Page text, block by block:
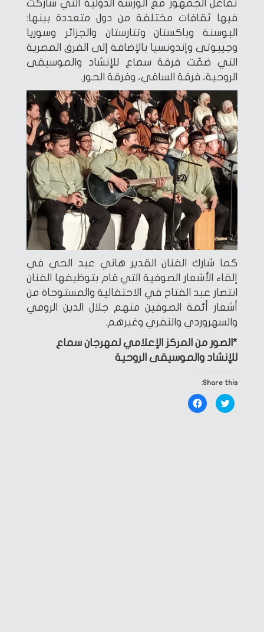
تفاعل الجمهور مع الورشة الدولية التي شاركت
فيها ثقافات مختلفة من دول متعددة بينها:
البوسنة وباكستان وتتارستان والجزائر وسوريا
وجيبوتى وإندونسيا بالإضافة إلى الفرق المصرية
التي ضمّت فرقة سماع للإنشاد والموسيقى
الروحية، فرقة الساقي، وفرقة الحور.
كما شارك الفنان القدير هاني عبد الحي في
إلقاء الأشعار الصوفية التي قام بتوظيفها الفنان
انتصار عبد الفتاح في الاحتفالية والمستوحاة من
أشعار أئمة الصوفين منهم جلال الدين الرومي
والسهروردي والنفري وغيرهم.
*الصور من المركز الإعلامي لمهرجان سماع
للإنشاد والموسيقى الروحية
Share this:
Click
to
share
Click
to